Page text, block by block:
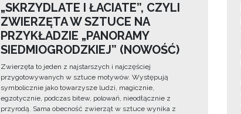
„SKRZYDLATE I ŁACIATE”, CZYLI
ZWIERZĘTA W SZTUCE NA
PRZYKŁADZIE „PANORAMY
SIEDMIOGRODZKIEJ” (NOWOŚĆ)
Zwierzęta to jeden z najstarszych i najczęściej
przygotowywanych w sztuce motywów. Występują
symbolicznie jako towarzysze ludzi, magicznie,
egzotycznie, podczas bitew, polowań, nieodłącznie z
przyrodą. Sama obecność zwierząt w sztuce wynika z